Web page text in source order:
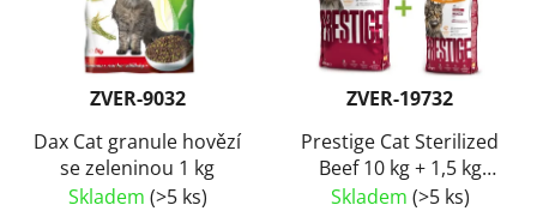
ZVER-9032
Dax Cat granule hovězí
se zeleninou 1 kg
Skladem (>5 ks)
ZVER-19732
Prestige Cat Sterilized
Beef 10 kg + 1,5 kg
ZDARMA
Skladem (>5 ks)